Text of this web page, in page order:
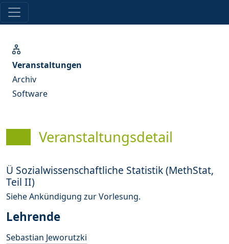
Veranstaltungen
Archiv
Software
Veranstaltungsdetail
Ü Sozialwissenschaftliche Statistik (MethStat,
Teil II)
Siehe Ankündigung zur Vorlesung.
Lehrende
Sebastian Jeworutzki